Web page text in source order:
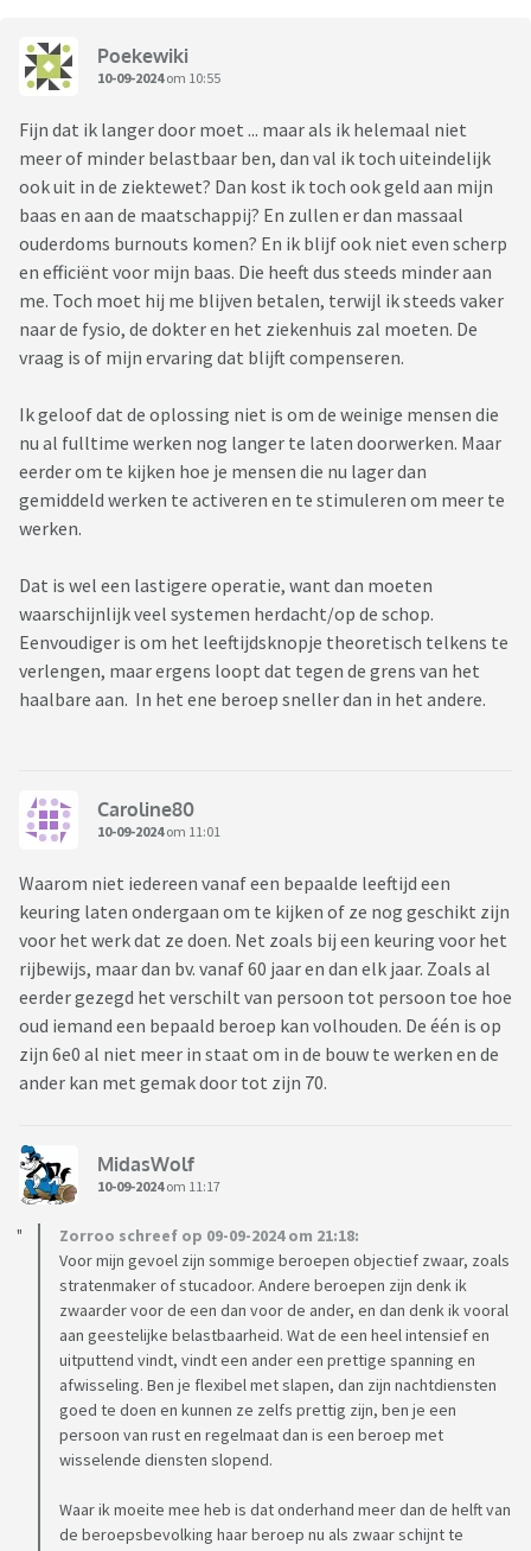
Poekewiki
10-09-2024om 10:55
Fijn dat ik langer door moet ... maar als ik helemaal niet
meer of minder belastbaar ben, dan val ik toch uiteindelijk
ook uit in de ziektewet? Dan kost ik toch ook geld aan mijn
baas en aan de maatschappij? En zullen er dan massaal
ouderdoms burnouts komen? En ik blijf ook niet even scherp
en efficiënt voor mijn baas. Die heeft dus steeds minder aan
me. Toch moet hij me blijven betalen, terwijl ik steeds vaker
naar de fysio, de dokter en het ziekenhuis zal moeten. De
vraag is of mijn ervaring dat blijft compenseren.
Ik geloof dat de oplossing niet is om de weinige mensen die
nu al fulltime werken nog langer te laten doorwerken. Maar
eerder om te kijken hoe je mensen die nu lager dan
gemiddeld werken te activeren en te stimuleren om meer te
werken.
Dat is wel een lastigere operatie, want dan moeten
waarschijnlijk veel systemen herdacht/op de schop.
Eenvoudiger is om het leeftijdsknopje theoretisch telkens te
verlengen, maar ergens loopt dat tegen de grens van het
haalbare aan. In het ene beroep sneller dan in het andere.
Caroline80
10-09-2024om 11:01
Waarom niet iedereen vanaf een bepaalde leeftijd een
keuring laten ondergaan om te kijken of ze nog geschikt zijn
voor het werk dat ze doen. Net zoals bij een keuring voor het
rijbewijs, maar dan bv. vanaf 60 jaar en dan elk jaar. Zoals al
eerder gezegd het verschilt van persoon tot persoon toe hoe
oud iemand een bepaald beroep kan volhouden. De één is op
zijn 6e0 al niet meer in staat om in de bouw te werken en de
ander kan met gemak door tot zijn 70.
MidasWolf
10-09-2024om 11:17
Zorroo schreef op 09-09-2024 om 21:18:
Voor mijn gevoel zijn sommige beroepen objectief zwaar, zoals
stratenmaker of stucadoor. Andere beroepen zijn denk ik
zwaarder voor de een dan voor de ander, en dan denk ik vooral
aan geestelijke belastbaarheid. Wat de een heel intensief en
uitputtend vindt, vindt een ander een prettige spanning en
afwisseling. Ben je flexibel met slapen, dan zijn nachtdiensten
goed te doen en kunnen ze zelfs prettig zijn, ben je een
persoon van rust en regelmaat dan is een beroep met
wisselende diensten slopend.
Waar ik moeite mee heb is dat onderhand meer dan de helft van
de beroepsbevolking haar beroep nu als zwaar schijnt te